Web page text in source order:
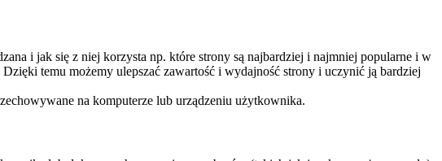
i jak się z niej korzysta np. które strony są najbardziej i najmniej popularne i w
temu możemy ulepszać zawartość i wydajność strony i uczynić ją bardziej
na komputerze lub urządzeniu użytkownika.